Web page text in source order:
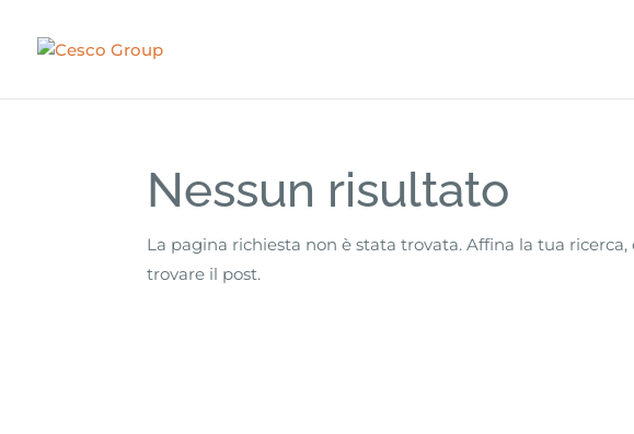
Nessun risultato
La pagina richiesta non è stata trovata. Affina la tua
trovare il post.